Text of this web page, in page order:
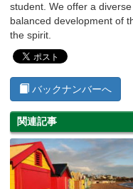
student. We offer a
balanced development of
the spirit.
バックナンバーへ
関連記事